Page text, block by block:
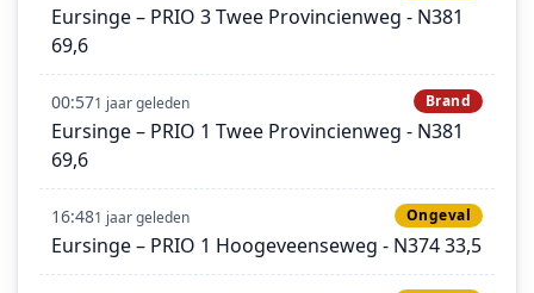
Eursinge – PRIO 3 Twee Provincienweg - N381
69,6
00:571 jaar geleden Brand
Eursinge – PRIO 1 Twee Provincienweg - N381
69,6
16:481 jaar geleden Ongeval
Eursinge – PRIO 1 Hoogeveenseweg - N374 33,5